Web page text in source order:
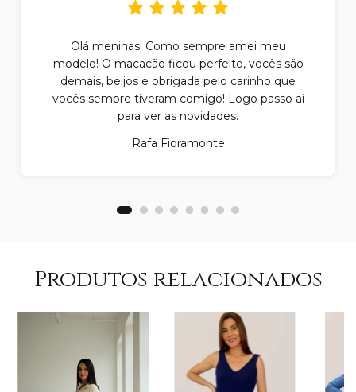
Olá meninas! Como sempre amei meu
modelo! O macacão ficou perfeito, vocês são
demais, beijos e obrigada pelo carinho que
vocês sempre tiveram comigo! Logo passo ai
para ver as novidades.
Rafa Fioramonte
Produtos relacionados